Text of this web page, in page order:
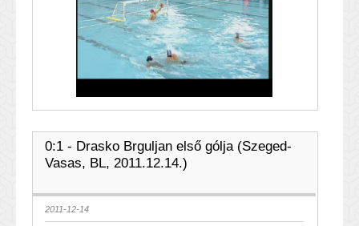
0:1 - Drasko Brguljan első gólja (Szeged-
Vasas, BL, 2011.12.14.)
2011-12-14